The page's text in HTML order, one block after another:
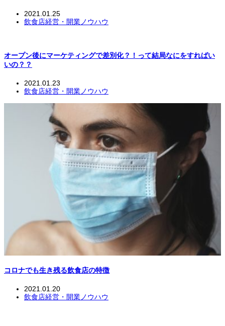
2021.01.25
飲食店経営・開業ノウハウ
オープン後にマーケティングで差別化？！って結局なにをすればい
いの？？
2021.01.23
飲食店経営・開業ノウハウ
コロナでも生き残る飲食店の特徴
2021.01.20
飲食店経営・開業ノウハウ